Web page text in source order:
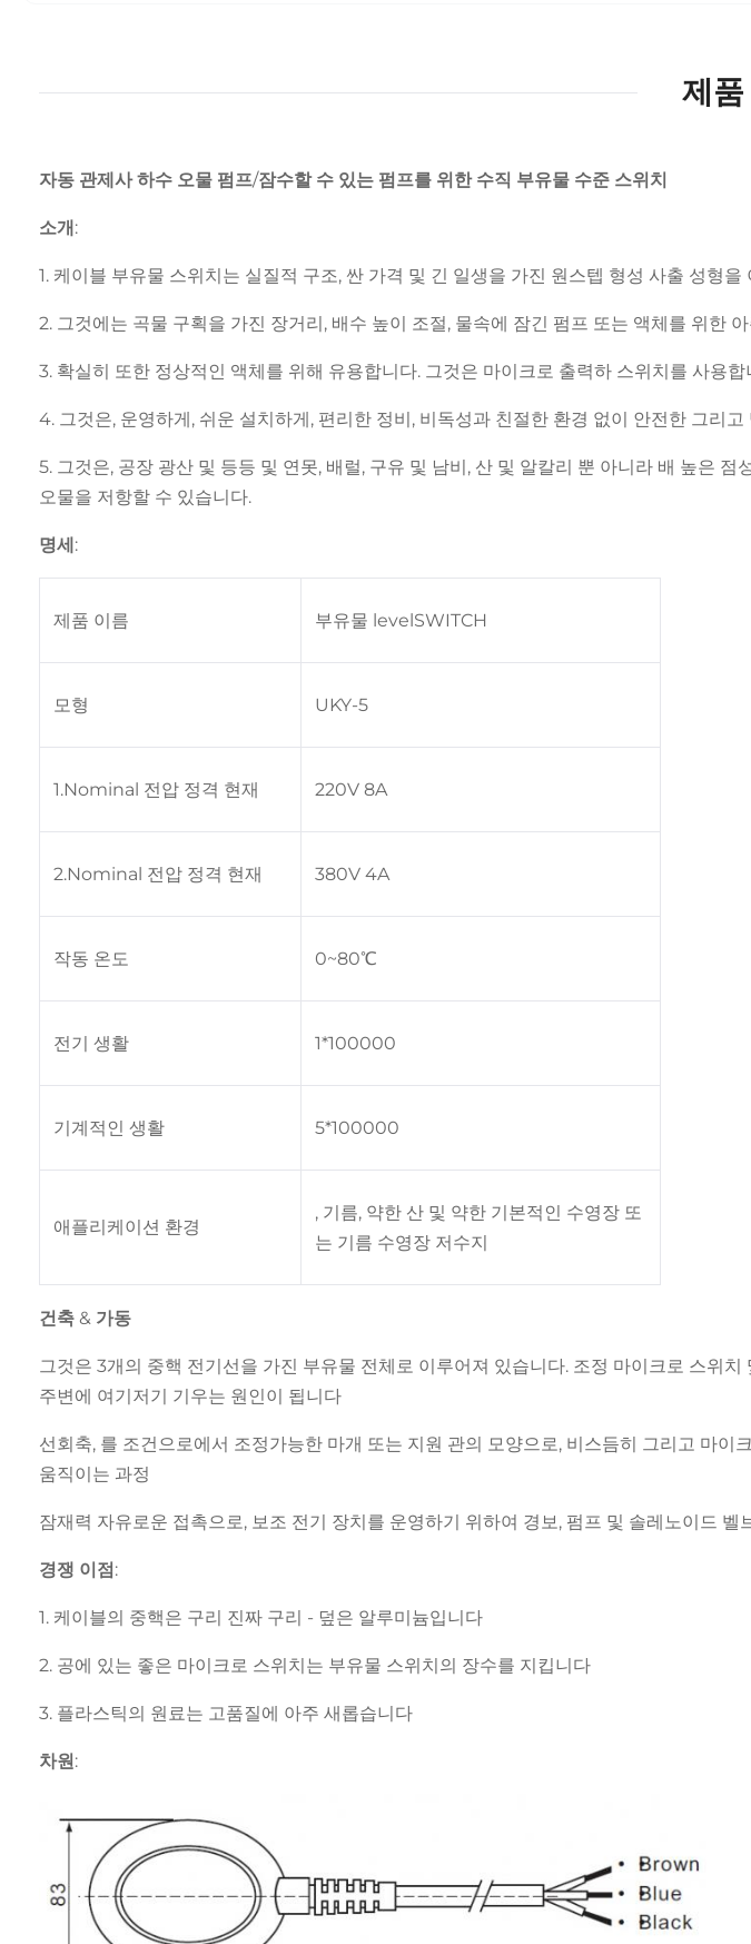
제품
자동 관제사 하수 오물 펌프/잠수할 수 있는 펌프를 위한 수직 부유물 수준 스위치
소개:
1. 케이블 부유물 스위치는 실질적 구조, 싼 가격 및 긴 일생을 가진 원스텝 형성 사출 성형을
2. 그것에는 곡물 구획을 가진 장거리, 배수 높이 조절, 물속에 잠긴 펌프 또는 액체를 위한
3. 확실히 또한 정상적인 액체를 위해 유용합니다. 그것은 마이크로 출력하 스위치를 사용
4. 그것은, 운영하게, 쉬운 설치하게, 편리한 정비, 비독성과 친절한 환경 없이 안전한 그리
5. 그것은, 공장 광산 및 등등 및 연못, 배럴, 구유 및 남비, 산 및 알칼리 뿐 아니라 배 높은
오물을 저항할 수 있습니다.
명세:
제품 이름 부유물 levelSWITCH
모형 UKY-5
1.Nominal 전압 정격 현재 220V 8A
2.Nominal 전압 정격 현재 380V 4A
작동 온도 0~80℃
전기 생활 1*100000
기계적인 생활 5*100000
애플리케이션 환경
, 기름, 약한 산 및 약한 기본적인 수영장 또
는 기름 수영장 저수지
건축 & 가동
그것은 3개의 중핵 전기선을 가진 부유물 전체로 이루어져 있습니다. 조정 마이크로 스위
주변에 여기저기 기우는 원인이 됩니다
선회축, 를 조건으로에서 조정가능한 마개 또는 지원 관의 모양으로, 비스듬히 그리고 마
움직이는 과정
잠재력 자유로운 접촉으로, 보조 전기 장치를 운영하기 위하여 경보, 펌프 및 솔레노이드 벨
경쟁 이점:
1. 케이블의 중핵은 구리 진짜 구리 - 덮은 알루미늄입니다
2. 공에 있는 좋은 마이크로 스위치는 부유물 스위치의 장수를 지킵니다
3. 플라스틱의 원료는 고품질에 아주 새롭습니다
차원: